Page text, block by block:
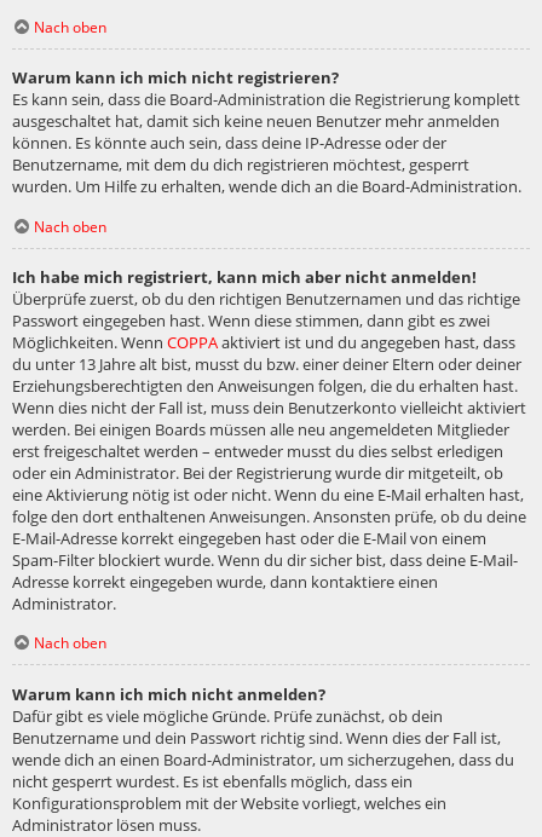
Nach oben
Warum kann ich mich nicht registrieren?
Es kann sein, dass die Board-Administration die Registrierung komplett
ausgeschaltet hat, damit sich keine neuen Benutzer mehr anmelden
können. Es könnte auch sein, dass deine IP-Adresse oder der
Benutzername, mit dem du dich registrieren möchtest, gesperrt
wurden. Um Hilfe zu erhalten, wende dich an die Board-Administration.
Nach oben
Ich habe mich registriert, kann mich aber nicht anmelden!
Überprüfe zuerst, ob du den richtigen Benutzernamen und das richtige
Passwort eingegeben hast. Wenn diese stimmen, dann gibt es zwei
Möglichkeiten. Wenn COPPAaktiviert ist und du angegeben hast, dass
du unter 13 Jahre alt bist, musst du bzw. einer deiner Eltern oder deiner
Erziehungsberechtigten den Anweisungen folgen, die du erhalten hast.
Wenn dies nicht der Fall ist, muss dein Benutzerkonto vielleicht aktiviert
werden. Bei einigen Boards müssen alle neu angemeldeten Mitglieder
erst freigeschaltet werden – entweder musst du dies selbst erledigen
oder ein Administrator. Bei der Registrierung wurde dir mitgeteilt, ob
eine Aktivierung nötig ist oder nicht. Wenn du eine E-Mail erhalten hast,
folge den dort enthaltenen Anweisungen. Ansonsten prüfe, ob du deine
E-Mail-Adresse korrekt eingegeben hast oder die E-Mail von einem
Spam-Filter blockiert wurde. Wenn du dir sicher bist, dass deine E-Mail-
Adresse korrekt eingegeben wurde, dann kontaktiere einen
Administrator.
Nach oben
Warum kann ich mich nicht anmelden?
Dafür gibt es viele mögliche Gründe. Prüfe zunächst, ob dein
Benutzername und dein Passwort richtig sind. Wenn dies der Fall ist,
wende dich an einen Board-Administrator, um sicherzugehen, dass du
nicht gesperrt wurdest. Es ist ebenfalls möglich, dass ein
Konfigurationsproblem mit der Website vorliegt, welches ein
Administrator lösen muss.